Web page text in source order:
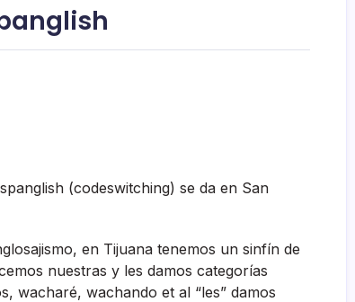
(codeswitching) se da en San
en Tijuana tenemos un sinfí­n de
nuestras y les damos categorí­as
wacharé, wachando et al “les” damos